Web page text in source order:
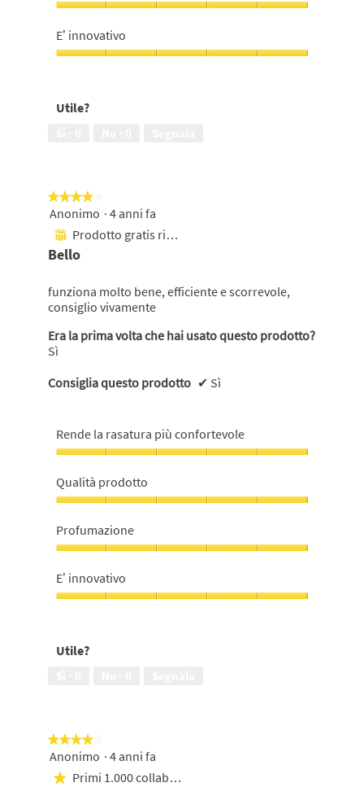
su
su
5
5
su
5
E’ innovativo
su
Utile?
★★★★★
★★★★★
4
stelle.
Anonimo · 4 anni fa
⊞ Prodotto gratis ricevuto
Bello
funziona molto bene, efficiente e scorrevole,
consiglio vivamente
Era la prima volta che hai usato questo prodotto?
Sì
Consiglia questo prodotto ✔ Sì
Rende la rasatura più confortevole
la
rasatura
confortevole,
5
su
5
Qualità prodotto
prodotto,
5
5
Profumazione
5
su
E’ innovativo
su
Utile?
★★★★★
★★★★★
4
Anonimo · 4 anni fa
★ Primi 1.000 collaboratori